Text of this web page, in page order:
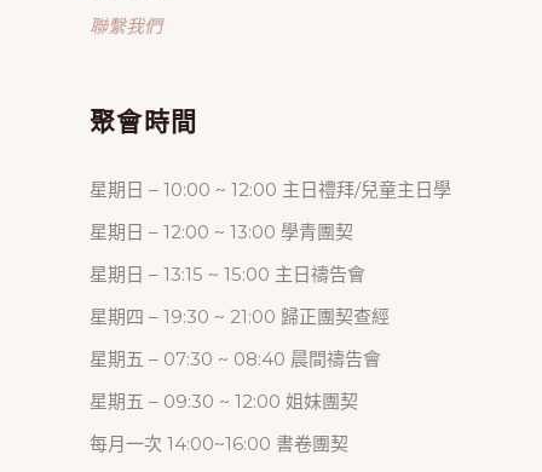
聯繫我們
聚會時間
星期日 – 10:00 ~ 12:00 主日禮拜/兒童主日學
星期日 – 12:00 ~ 13:00 學青團契
星期日 – 13:15 ~ 15:00 主日禱告會
星期四 – 19:30 ~ 21:00 歸正團契查經
星期五 – 07:30 ~ 08:40 晨間禱告會
星期五 – 09:30 ~ 12:00 姐妹團契
每月一次 14:00~16:00 書卷團契